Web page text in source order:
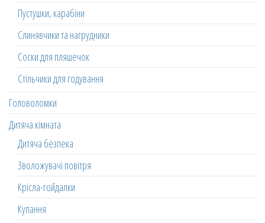
Пустушки, карабіни
Слинявчики та нагрудники
Соски для пляшечок
Стільчики для годування
Головоломки
Дитяча кімната
Дитяча безпека
Зволожувачі повітря
Крісла-гойдалки
Купання